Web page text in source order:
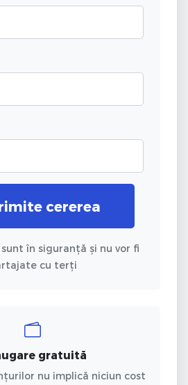
cererea
în siguranță și nu vor fi
cu terți
gratuită
nu implică niciun cost